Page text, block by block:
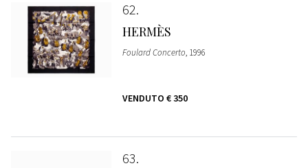
62
HERMÈS
Foulard Concerto, 1996
VENDUTO € 350
63